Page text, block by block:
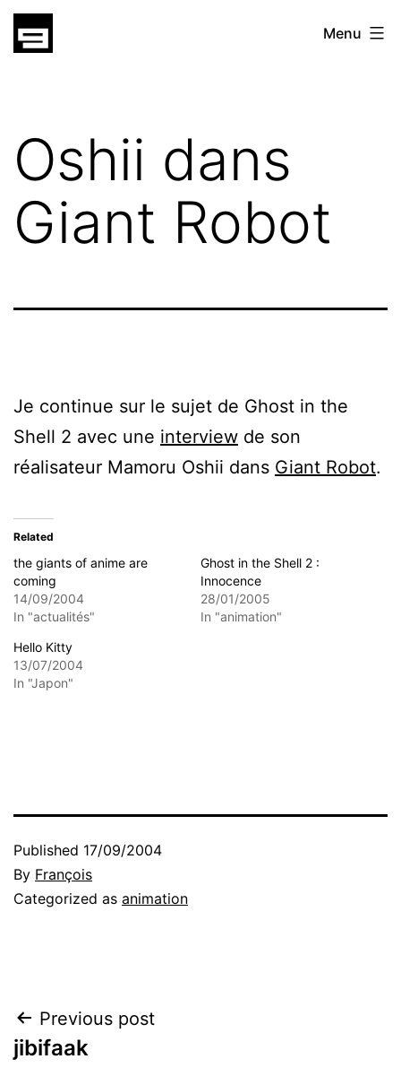
Skip
gatsu
Menu
Oshii dans
Giant Robot
Je continue sur le sujet de Ghost in the
Shell 2 avec une interview de son
réalisateur Mamoru Oshii dans Giant Robot.
Related
the giants of anime are
coming
14/09/2004
In "actualités"
Ghost in the Shell 2 :
Innocence
28/01/2005
In "animation"
Hello Kitty
13/07/2004
In "Japon"
Published 17/09/2004
By François
Categorized as animation
Post
navigation
Previous post
jibifaak